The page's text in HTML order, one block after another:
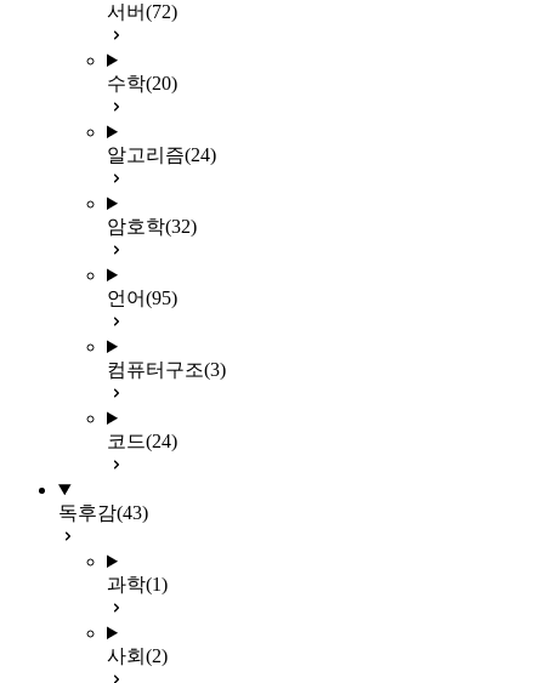
서버(72)
수학(20)
알고리즘(24)
암호학(32)
언어(95)
컴퓨터구조(3)
코드(24)
독후감(43)
과학(1)
사회 (2)